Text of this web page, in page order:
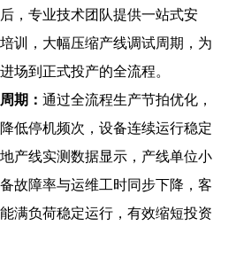
，专业技术团队提供一站式安
训，大幅压缩产线调试周期，为
场到正式投产的全流程。
期：通过全流程生产节拍优化，
低停机频次，设备连续运行稳定
产线实测数据显示，产线单位小
故障率与运维工时同步下降，客
满负荷稳定运行，有效缩短投资